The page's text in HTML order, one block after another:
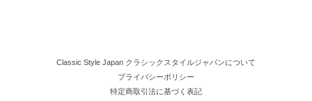
Classic Style Japan クラシックスタイルジャパンについて
プライバシーポリシー
特定商取引法に基づく表記